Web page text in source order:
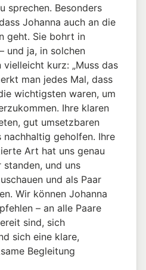
sprechen. Besonders
Johanna auch an die
geht. Sie bohrt in
und ja, in solchen
kurz: „Muss das
man jedes Mal, dass
wichtigsten waren, um
Ihre klaren
gut umsetzbaren
nachhaltig geholfen. Ihre
Art hat uns genau
und uns
und als Paar
Wir können Johanna
– an alle Paare
sind, sich
sich eine klare,
Begleitung